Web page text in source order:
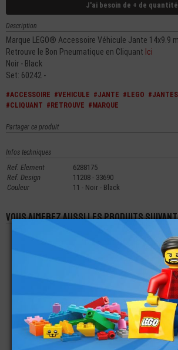
J'ai besoin de + de quantité
Description
Marque LEGO® Accessoire Véhicule Jante 14x9.9
Retrouve le Bon Pneumatique en Cliquant Ici
Noir - Black
Set: 60242 -
#ACCESSOIRE #VEHICULE #JANTE #LEGO #JANTES
#CLIQUANT #RETROUVE #MARQUE
Partager ce produit
Infos techniques
Ref. Element
6288175
Ref. Design
11208 - 33690
Couleur
11 - Noir - Black
Vous aimerez aussi les produits
LEGO® ACCESSOIRE
PARACHUTE - SAC À
DOS
0,99€
LEGO® ACCESSOIRE
MINI-FIGURINE
BAGUETTE CHINOISE
1,19€
LEGO® ACCESSOIRE
LEGO® MINI-